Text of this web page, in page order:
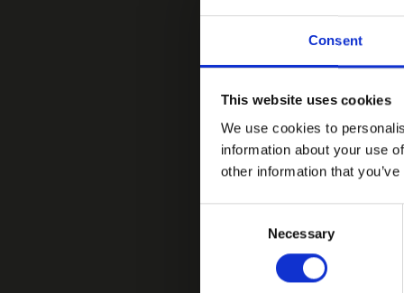
Consent
This website uses cookies
We use cookies to
information about your use
other information that
Necessary